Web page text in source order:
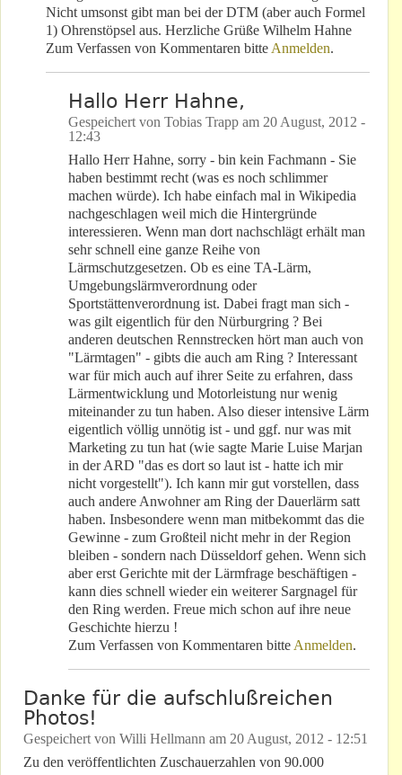
Nicht umsonst gibt man bei der DTM (aber auch Formel
1) Ohrenstöpsel aus. Herzliche Grüße Wilhelm Hahne
Zum Verfassen von Kommentaren bitte Anmelden.
Hallo Herr Hahne,
Gespeichert von Tobias Trapp am 20 August, 2012 -
12:43
Hallo Herr Hahne, sorry - bin kein Fachmann - Sie
haben bestimmt recht (was es noch schlimmer
machen würde). Ich habe einfach mal in Wikipedia
nachgeschlagen weil mich die Hintergründe
interessieren. Wenn man dort nachschlägt erhält man
sehr schnell eine ganze Reihe von
Lärmschutzgesetzen. Ob es eine TA-Lärm,
Umgebungslärmverordnung oder
Sportstättenverordnung ist. Dabei fragt man sich -
was gilt eigentlich für den Nürburgring ? Bei
anderen deutschen Rennstrecken hört man auch von
"Lärmtagen" - gibts die auch am Ring ? Interessant
war für mich auch auf ihrer Seite zu erfahren, dass
Lärmentwicklung und Motorleistung nur wenig
miteinander zu tun haben. Also dieser intensive Lärm
eigentlich völlig unnötig ist - und ggf. nur was mit
Marketing zu tun hat (wie sagte Marie Luise Marjan
in der ARD "das es dort so laut ist - hatte ich mir
nicht vorgestellt"). Ich kann mir gut vorstellen, dass
auch andere Anwohner am Ring der Dauerlärm satt
haben. Insbesondere wenn man mitbekommt das die
Gewinne - zum Großteil nicht mehr in der Region
bleiben - sondern nach Düsseldorf gehen. Wenn sich
aber erst Gerichte mit der Lärmfrage beschäftigen -
kann dies schnell wieder ein weiterer Sargnagel für
den Ring werden. Freue mich schon auf ihre neue
Geschichte hierzu !
Zum Verfassen von Kommentaren bitte Anmelden.
Danke für die aufschlußreichen
Photos!
Gespeichert von Willi Hellmann am 20 August, 2012 - 12:51
Zu den veröffentlichten Zuschauerzahlen von 90.000